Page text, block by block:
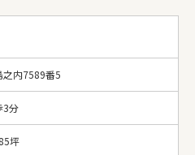
之内7589番5
3分
坪